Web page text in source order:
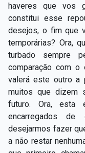
haveres que vos
constitui esse
desejos, o fim que
temporárias? Ora,
turbado sempre
comparação com
valerá este outro a
muitos que dizem
futuro. Ora, esta
encarregados
desejarmos fazer
a não restar